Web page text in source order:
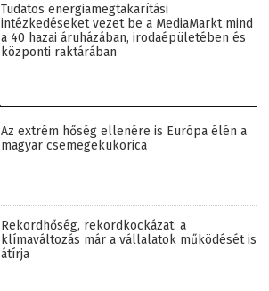
Tudatos energiamegtakarítási
intézkedéseket vezet be a MediaMarkt mind
a 40 hazai áruházában, irodaépületében és
központi raktárában
Az extrém hőség ellenére is Európa élén a
magyar csemegekukorica
Rekordhőség, rekordkockázat: a
klímaváltozás már a vállalatok működését is
átírja